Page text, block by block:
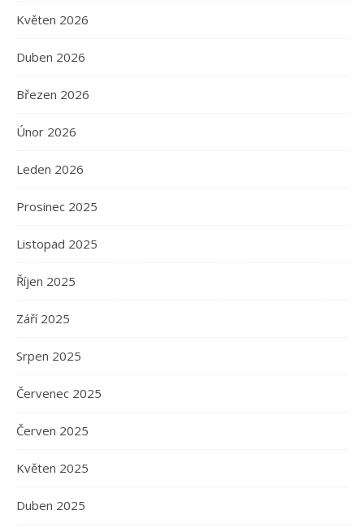
Květen 2026
Duben 2026
Březen 2026
Únor 2026
Leden 2026
Prosinec 2025
Listopad 2025
Říjen 2025
Září 2025
Srpen 2025
Červenec 2025
Červen 2025
Květen 2025
Duben 2025